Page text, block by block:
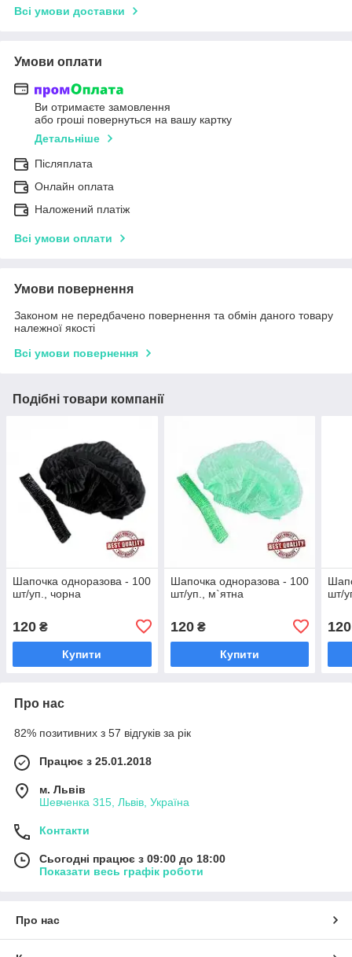
Всі умови доставки
Умови оплати
Ви отримаєте замовлення
або гроші повернуться на вашу картку
Детальніше
Післяплата
Онлайн оплата
Наложений платіж
Всі умови оплати
Умови повернення
Законом не передбачено повернення та обмін даного товару
належної якості
Всі умови повернення
Подібні товари компанії
Шапочка одноразова - 100
шт/уп., чорна
120 ₴
Купити
Шапочка одноразова - 100
шт/уп., м`ятна
120₴
Купити
шт/
120
Про нас
82% позитивних з 57 відгуків за рік
Працює з 25.01.2018
м. Львів
Шевченка 315, Львів, Україна
Контакти
Сьогодні працює з 09:00 до 18:00
Показати весь графік роботи
Про нас